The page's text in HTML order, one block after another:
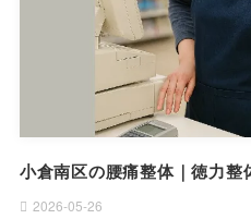
小倉南区の腰痛整体｜徳力整
2026-05-26